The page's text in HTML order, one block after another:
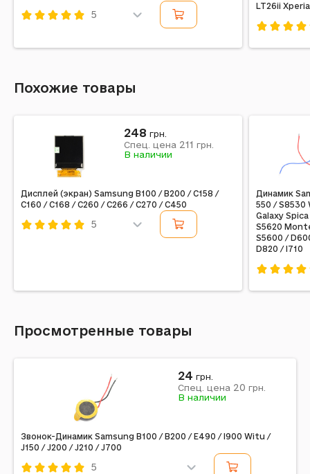
5
LT26ii
Похожие товары
Дисплей (экран) Samsung B100 / B200 / C158 /
C160 / C168 / C260 / C266 / C270 / C450
5
248 грн.
Спец. цена 211 грн.
В наличии
Динамик
550 / S8530
Galaxy
S5620
S5600 /
D820 / I710
Просмотренные товары
Звонок-Динамик Samsung B100 / B200 / E490 / I900 Witu /
J150 / J200 / J210 / J700
5
24 грн.
Спец. цена 20 грн.
В наличии